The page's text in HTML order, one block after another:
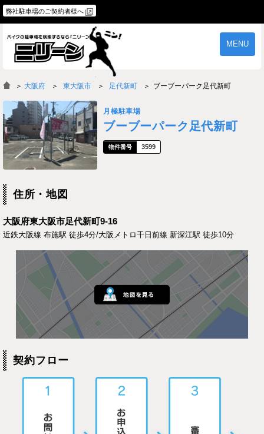
弊社駐車場のご契約者様へ
MENU
物件一覧 ご契約の流れ
よくあるご質問
＞ 大阪府 東大阪市 足代新町 ブーブーパーク足代新町
月極駐車場
ブーブーパーク足代新町
3599
住所・地図
大阪府東大阪市足代新町9-16
近鉄大阪線 布施駅 徒歩4分/大阪メトロ千日前線 新深江駅 徒歩10分
契約フロー